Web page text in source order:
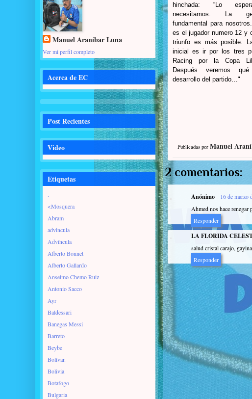
hinchada: “Lo
necesitamos. La
fundamental para
es el jugador numero 12 y
triunfo es más posible.
inicial es ir por los tres
Racing por la Copa
Después veremos
desarrollo del partido…"
Publicadas por Manuel
2 comentarios:
Anónimo
16 de marzo
Ahmed nos hace renegar
Responder
LA FLORIDA
salud cristal carajo,
Responder
Manuel Araníbar Luna
Ver mi perfil completo
Acerca de EC
Post Recientes
Video
Etiquetas
.
<Mosquera
Abram
advincula
Advíncula
Alberto Bonnet
Alberto Gallardo
Anselmo Chemo Ruiz
Antonio Sacco
Ayr
Baldessari
Banegas Messi
Barreto
Beybe
Bolívar.
Bolivia
Botafogo
Bulgaria